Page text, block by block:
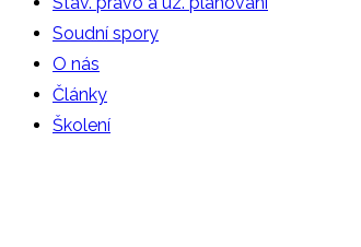
Soudní spory
O nás
Články
Školení